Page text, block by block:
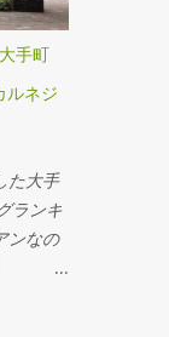
がなさ
りま
された
べて
ど) が
，読上
の審判
録係は
現在も
には一
ポイ
ントを
ただ
さい。
手町
ルネジ
た大手
ランキ
ンなの